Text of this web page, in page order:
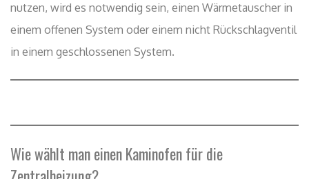
nutzen, wird es notwendig sein, einen Wärmetauscher in
einem offenen System oder einem nicht Rückschlagventil
in einem geschlossenen System.
Wie wählt man einen Kaminofen für die